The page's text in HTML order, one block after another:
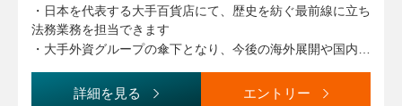
・M&Aや新規事業に関する法務支援
・日本を代表する大手百貨店にて、歴史を紡ぐ最前線に立ち
法務業務を担当できます
・大手外資グループの傘下となり、今後の海外展開や国内店
・育休取得を長めに取得できるなど福利厚生も手厚い魅力が
詳細を見る エントリー